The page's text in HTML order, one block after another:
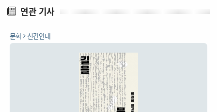
연관 기사
문화 신간안내